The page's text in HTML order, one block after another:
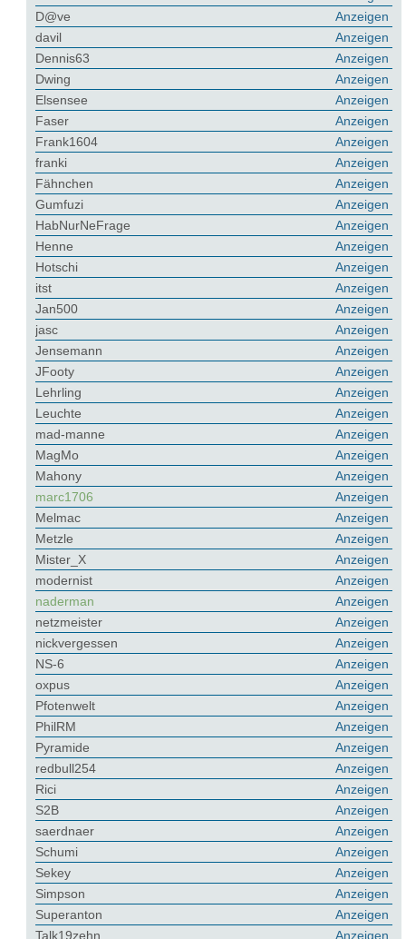
Anzeigen
D@ve
Anzeigen
davil
Anzeigen
Dennis63
Anzeigen
Dwing
Anzeigen
Elsensee
Anzeigen
Faser
Anzeigen
Frank1604
Anzeigen
franki
Anzeigen
Fähnchen
Anzeigen
Gumfuzi
Anzeigen
HabNurNeFrage
Anzeigen
Henne
Anzeigen
Hotschi
Anzeigen
itst
Anzeigen
Jan500
Anzeigen
jasc
Anzeigen
Jensemann
Anzeigen
JFooty
Anzeigen
Lehrling
Anzeigen
Leuchte
Anzeigen
mad-manne
Anzeigen
MagMo
Anzeigen
Mahony
Anzeigen
marc1706
Anzeigen
Melmac
Anzeigen
Metzle
Anzeigen
Mister_X
Anzeigen
modernist
Anzeigen
naderman
Anzeigen
netzmeister
Anzeigen
nickvergessen
Anzeigen
NS-6
Anzeigen
oxpus
Anzeigen
Pfotenwelt
Anzeigen
PhilRM
Anzeigen
Pyramide
Anzeigen
redbull254
Anzeigen
Rici
Anzeigen
S2B
Anzeigen
saerdnaer
Anzeigen
Schumi
Anzeigen
Sekey
Anzeigen
Simpson
Anzeigen
Superanton
Anzeigen
Talk19zehn